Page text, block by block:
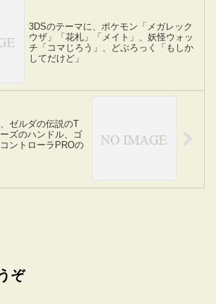
3DSのテーマに、ポケモン「メガレック
ウザ」「花札」「メイト」、妖怪ウォッ
チ「コマじろう」、どぶろっく「もしか
してだけど」
ゼルダの伝説のT
ズのハンドル、ゴ
ントローラPROの
ぞ